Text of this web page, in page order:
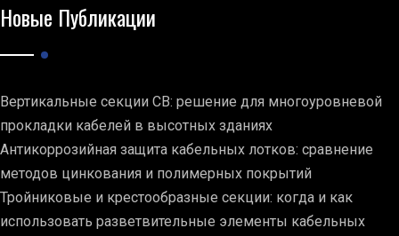
Новые Публикации
Вертикальные секции СВ: решение для многоуровневой
прокладки кабелей в высотных зданиях
Антикоррозийная защита кабельных лотков: сравнение
методов цинкования и полимерных покрытий
Тройниковые и крестообразные секции: когда и как
использовать разветвительные элементы кабельных